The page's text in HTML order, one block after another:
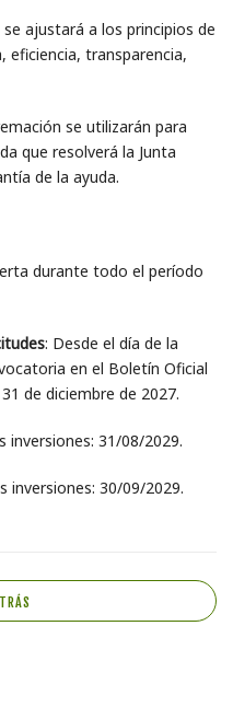
ajustará a los principios de
eficiencia, transparencia,
se utilizarán para
que resolverá la Junta
de la ayuda.
durante todo el período
: Desde el día de la
en el Boletín Oficial
de diciembre de 2027.
inversiones: 31/08/2029.
inversiones: 30/09/2029.